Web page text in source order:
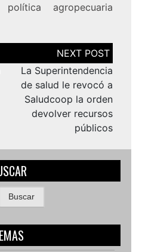
agropecuaria
La Superintendencia
de salud le revocó a
Saludcoop la orden
devolver recursos
públicos